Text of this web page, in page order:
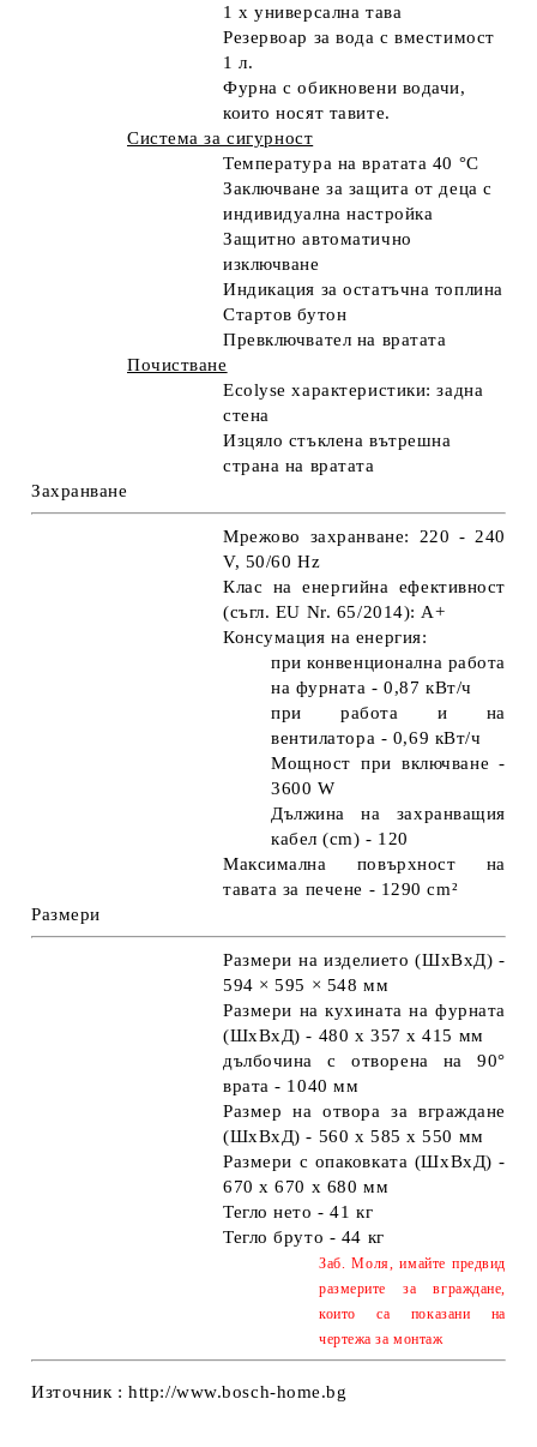
1 x универсална тава
Резервоар за вода с вместимост
1 л.
Фурна с обикновени водачи,
които носят тавите.
Система за сигурност
Температура на вратата 40 °C
Заключване за защита от деца с
индивидуална настройка
Защитно автоматично
изключване
Индикация за остатъчна топлина
Стартов бутон
Превключвател на вратата
Почистване
Ecolyse характеристики: задна
стена
Изцяло стъклена вътрешна
страна на вратата
Захранване
Мрежово захранване: 220 - 240
V, 50/60 Hz
Клас на енергийна ефективност
(съгл. EU Nr. 65/2014): A+
Консумация на енергия:
при конвенционална работа
на фурната - 0,87 кВт/ч
при работа и на
вентилатора - 0,69 кВт/ч
Мощност при включване -
3600 W
Дължина на захранващия
кабел (cm) - 120
Максимална повърхност на
тавата за печене - 1290 cm²
Размери
Размери на изделието (ШхВхД) -
594 × 595 × 548 мм
Размери на кухината на фурната
(ШхВхД) - 480 х 357 х 415 мм
дълбочина с отворена на 90°
врата - 1040 мм
Размер на отвора за вграждане
(ШхВхД) - 560 x 585 x 550 мм
Размери с опаковката (ШхВхД) -
670 х 670 х 680 мм
Тегло нето - 41 кг
Тегло бруто - 44 кг
Заб. Моля, имайте предвид
размерите за вграждане,
които са показани на
чертежа за монтаж
Източник :http://www.bosch-home.bg